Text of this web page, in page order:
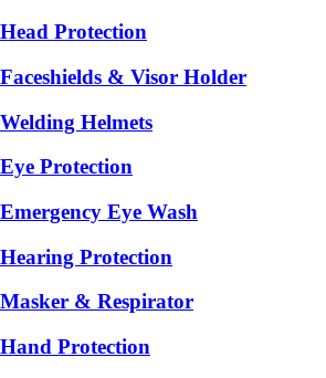
Head Protection
Faceshields & Visor Holder
Welding Helmets
Eye Protection
Emergency Eye Wash
Hearing Protection
Masker & Respirator
Hand Protection